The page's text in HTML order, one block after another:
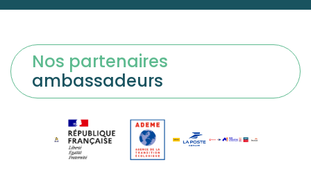
Nos partenaires
ambassadeurs